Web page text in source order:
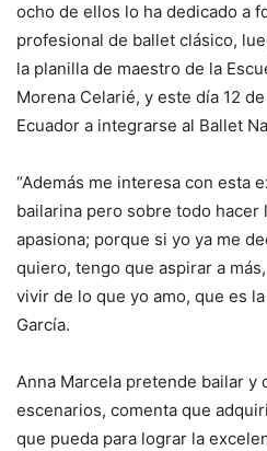
ocho de ellos lo ha dedicado a
profesional de ballet clásico,
la planilla de maestro de la
Morena Celarié, y este día 12
Ecuador a integrarse al Ballet
“Además me interesa con esta
bailarina pero sobre todo hacer
apasiona; porque si yo ya me
quiero, tengo que aspirar a
vivir de lo que yo amo, que es
García.
Anna Marcela pretende bailar y
escenarios, comenta que
que pueda para lograr la